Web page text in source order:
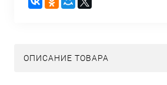
ОПИСАНИЕ ТОВАРА